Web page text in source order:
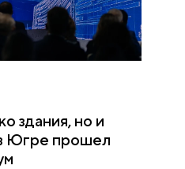
здания, но и
Югре прошел